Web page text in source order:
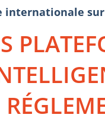
internationale